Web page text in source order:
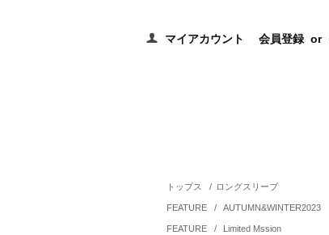
マイアカウント 会員登録 or
トップス / ロングスリーブ
FEATURE / AUTUMN&WINTER2023
FEATURE / Limited Mssion